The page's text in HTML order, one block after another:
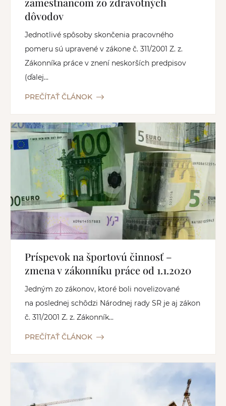
dôvodov
Jednotlivé spôsoby skončenia pracovného
pomeru sú upravené v zákone č. 311/2001 Z. z.
Zákonníka práce v znení neskorších predpisov
(ďalej...
PREČÍTAŤ ČLÁNOK
Príspevok na športovú činnosť –
zmena v zákonníku práce od 1.1.2020
Jedným zo zákonov, ktoré boli novelizované
na poslednej schôdzi Národnej rady SR je aj zákon
č. 311/2001 Z. z. Zákonník...
PREČÍTAŤ ČLÁNOK